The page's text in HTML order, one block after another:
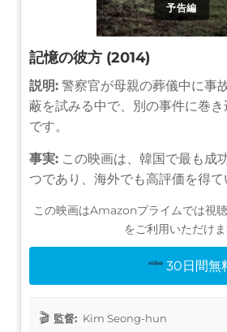
予告編
記憶の彼方 (2014)
説明: 警察官が母親の葬儀中に事
蔽を試みる中で、別の事件に巻
です。
事実: この映画は、韓国で最も成
つであり、海外でも高評価を得て
この映画はAmazonプライムでは視
をご利用いただけ
30日間無
監督: Kim Seong-hun